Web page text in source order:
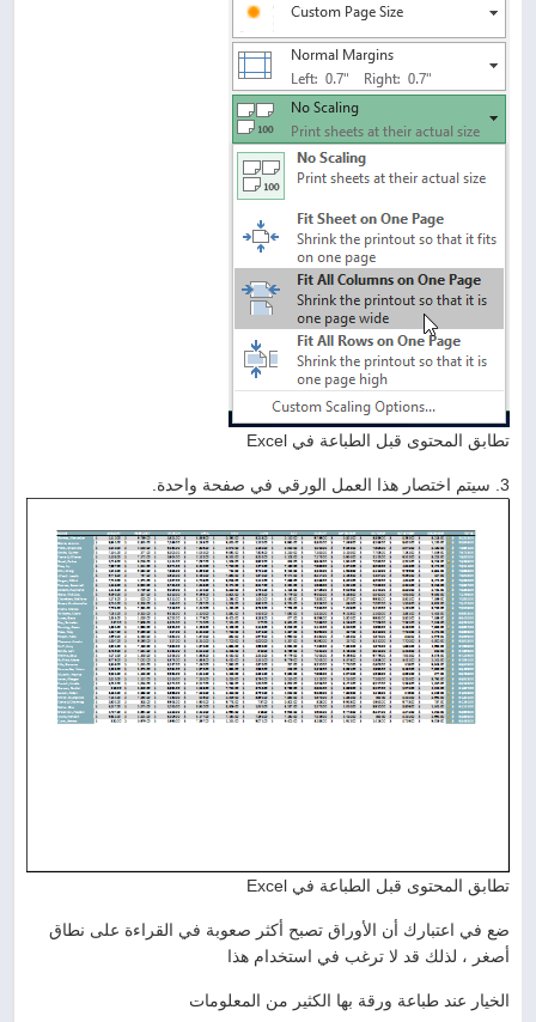
تطابق المحتوى قبل الطباعة في Excel
3. سيتم اختصار هذا العمل الورقي في صفحة واحدة.
تطابق المحتوى قبل الطباعة في Excel
ضع في اعتبارك أن الأوراق تصبح أكثر صعوبة في القراءة على نطاق
أصغر ، لذلك قد لا ترغب في استخدام هذا
الخيار عند طباعة ورقة بها الكثير من المعلومات